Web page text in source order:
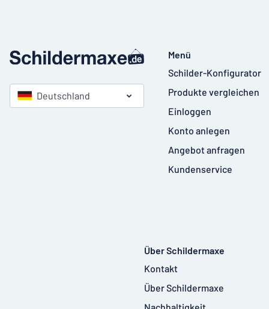
Deutschland
Menü
Schilder-Konfigurator
Produkte vergleichen
Einloggen
Konto anlegen
Angebot anfragen
Kundenservice
Über Schildermaxe
Kontakt
Über Schildermaxe